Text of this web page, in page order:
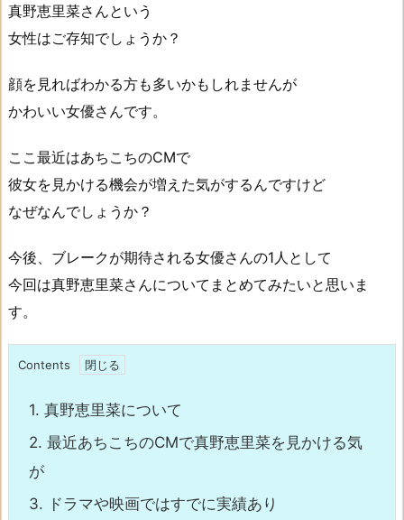
真野恵里菜さんという
女性はご存知でしょうか？
顔を見ればわかる方も多いかもしれませんが
かわいい女優さんです。
ここ最近はあちこちのCMで
彼女を見かける機会が増えた気がするんですけど
なぜなんでしょうか？
今後、ブレークが期待される女優さんの1人として
今回は真野恵里菜さんについてまとめてみたいと思いま
す。
Contents
1. 真野恵里菜について
2. 最近あちこちのCMで真野恵里菜を見かける気
が
3. ドラマや映画ではすでに実績あり